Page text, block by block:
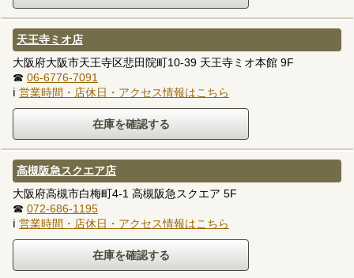
天王寺ミオ店
大阪府大阪市天王寺区悲田院町10-39 天王寺ミオ本館 9F
☎ 06-6776-7091
ℹ 営業時間・店休日・アクセス情報はこちら
高槻阪急スクエア店
大阪府高槻市白梅町4-1 高槻阪急スクエア 5F
☎ 072-686-1195
ℹ 営業時間・店休日・アクセス情報はこちら